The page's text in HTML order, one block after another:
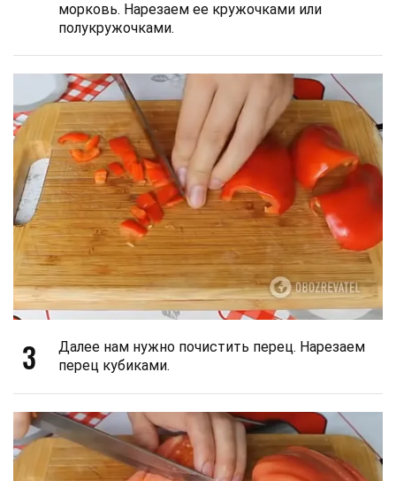
морковь. Нарезаем ее кружочками или
полукружочками.
3
Далее нам нужно почистить перец. Нарезаем
перец кубиками.